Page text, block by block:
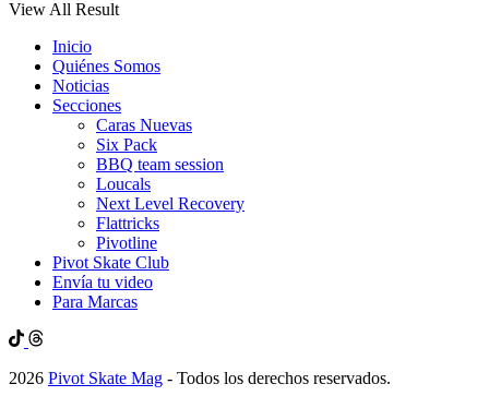
View All Result
Inicio
Quiénes Somos
Noticias
Secciones
Caras Nuevas
Six Pack
BBQ team session
Loucals
Next Level Recovery
Flattricks
Pivotline
Pivot Skate Club
Envía tu video
Para Marcas
2026 Pivot Skate Mag - Todos los derechos reservados.